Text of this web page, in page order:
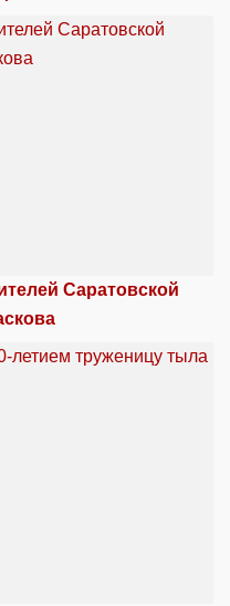
Саратовской